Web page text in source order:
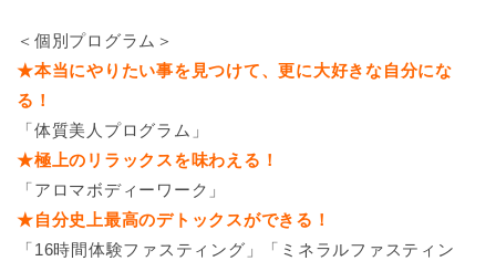
＜個別プログラム＞
★本当にやりたい事を見つけて、更に大好きな自分にな
る！
「体質美人プログラム」
★極上のリラックスを味わえる！
「アロマボディーワーク」
★自分史上最高のデトックスができる！
「16時間体験ファスティング」「ミネラルファスティン